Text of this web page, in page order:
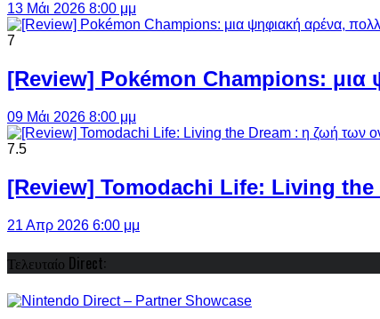
13 Μάι 2026 8:00 μμ
7
[Review] Pokémon Champions: μια
09 Μάι 2026 8:00 μμ
7.5
[Review] Tomodachi Life: Living
21 Απρ 2026 6:00 μμ
Τελευταίο Direct: